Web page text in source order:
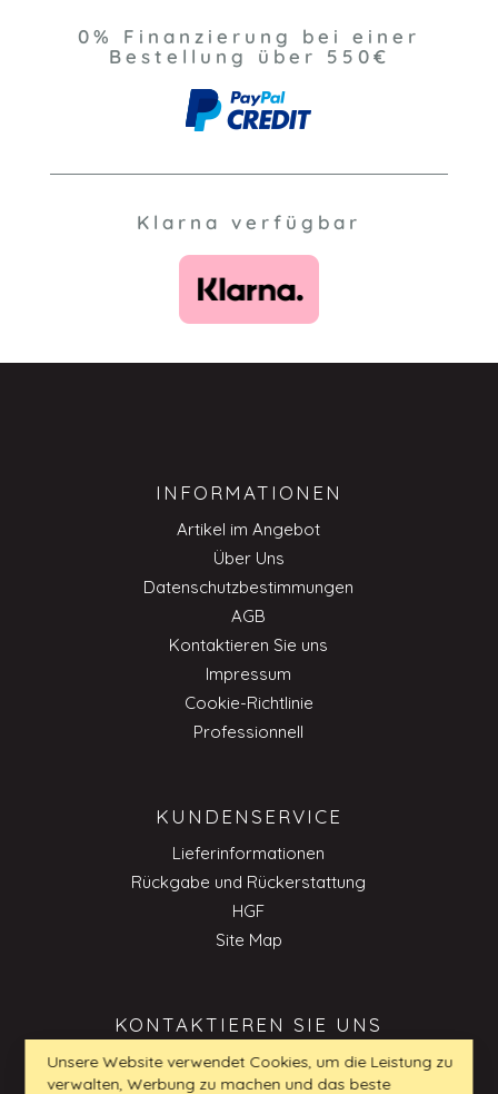
0% Finanzierung bei einer
Bestellung über 550€
Klarna verfügbar
INFORMATIONEN
Artikel im Angebot
Über Uns
Datenschutzbestimmungen
AGB
Kontaktieren Sie uns
Impressum
Cookie-Richtlinie
Professionnell
KUNDENSERVICE
Lieferinformationen
Rückgabe und Rückerstattung
HGF
Site Map
KONTAKTIEREN SIE UNS
kundenservice_DE@my-furniture.com
Unsere Website verwendet Cookies, um die Leistung zu
verwalten, Werbung zu machen und das beste